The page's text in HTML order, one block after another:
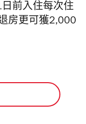
前入住每次住
房更可獲2,000